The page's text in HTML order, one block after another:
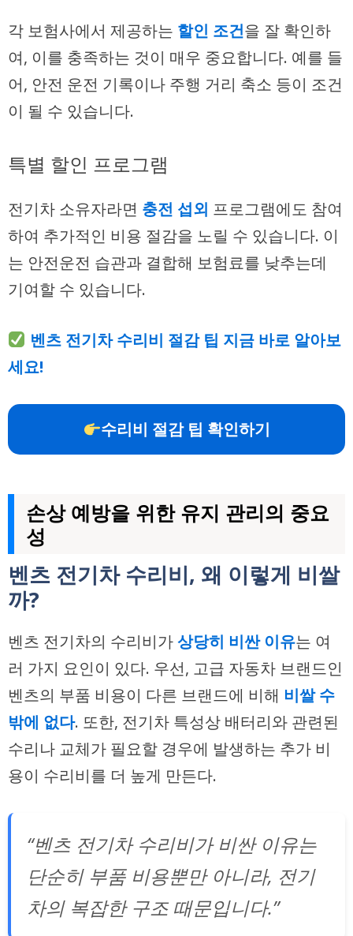
각 보험사에서 제공하는 할인 조건을 잘 확인하
여, 이를 충족하는 것이 매우 중요합니다. 예를 들
어, 안전 운전 기록이나 주행 거리 축소 등이 조건
이 될 수 있습니다.
특별 할인 프로그램
전기차 소유자라면 충전 섭외 프로그램에도 참여
하여 추가적인 비용 절감을 노릴 수 있습니다. 이
는 안전운전 습관과 결합해 보험료를 낮추는데
기여할 수 있습니다.
벤츠 전기차 수리비 절감 팁 지금 바로 알아보
세요!
수리비 절감 팁 확인하기
손상 예방을 위한 유지 관리의 중요
성
벤츠 전기차 수리비, 왜 이렇게 비쌀
까?
벤츠 전기차의 수리비가상당히 비싼 이유는 여
러 가지 요인이 있다. 우선, 고급 자동차 브랜드인
벤츠의 부품 비용이 다른 브랜드에 비해 비쌀 수
밖에 없다. 또한, 전기차 특성상 배터리와 관련된
수리나 교체가 필요할 경우에 발생하는 추가 비
용이 수리비를 더 높게 만든다.
“벤츠 전기차 수리비가 비싼 이유는
단순히 부품 비용뿐만 아니라, 전기
차의 복잡한 구조 때문입니다.”